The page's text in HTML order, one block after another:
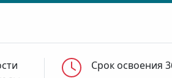
Срок освоения